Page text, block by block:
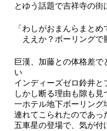
とゆう話題で吉祥寺の街
「わしがおまんらまとめ
ええか？ボーリングで
巨漢、加藤との体格差
い
インディーズゼロ鈴井と
しかし断る理由も隙も
一ホテル地下ボーリング
連れてこられたのであっ
五車星の登場で、気が付